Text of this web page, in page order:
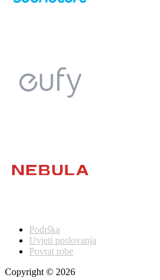
Podrška
Uvjeti poslovanja
Povrat robe
Copyright © 2026